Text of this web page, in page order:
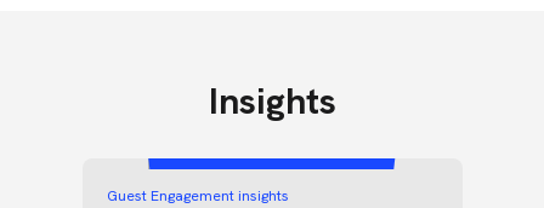
Insights
Guest Engagement insights